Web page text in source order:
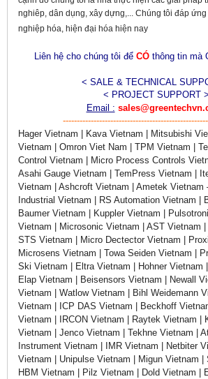
nghiêp, dân dụng, xây dựng,... Chúng tôi đáp
nghiệp hóa, hiện đại hóa hiện nay
Liên hệ cho chúng tôi để CÓthông tin mà
< SALE & TECHNICAL
< PROJECT SUPPORT >
Email :
Hager Vietnam | Kava Vietnam | Mitsubishi
Vietnam | Omron Viet Nam | TPM Vietnam |
Control Vietnam | Micro Process Controls
Asahi Gauge Vietnam | TemPress Vietnam |
Vietnam | Ashcroft Vietnam | Ametek Vietnam
Industrial Vietnam | RS Automation Vietnam |
Baumer Vietnam | Kuppler Vietnam |
Vietnam | Microsonic Vietnam | AST Vietnam |
STS Vietnam | Micro Dectector Vietnam |
Microsens Vietnam | Towa Seiden Vietnam |
Ski Vietnam | Eltra Vietnam | Hohner Vietnam |
Elap Vietnam | Beisensors Vietnam | Newall
Vietnam | Watlow Vietnam | Bihl Weidemann
Vietnam | ICP DAS Vietnam | Beckhoff
Vietnam | IRCON Vietnam | Raytek Vietnam |
Vietnam | Jenco Vietnam | Tekhne Vietnam |
Instrument Vietnam | IMR Vietnam | Netbiter
Vietnam | Unipulse Vietnam | Migun Vietnam |
HBM Vietnam | Pilz Vietnam | Dold Vietnam |